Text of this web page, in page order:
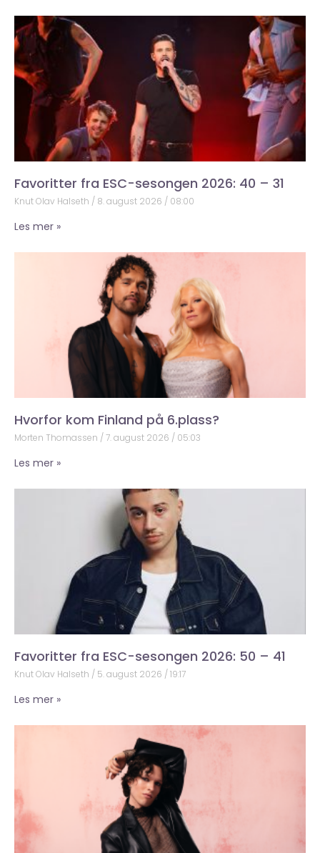
Favoritter fra ESC-sesongen 2026: 40 – 31
Knut Olav Halseth 8. august 2026 08:00
Les mer »
Hvorfor kom Finland på 6.plass?
Morten Thomassen 7. august 2026 05:03
Les mer »
Favoritter fra ESC-sesongen 2026: 50 – 41
Knut Olav Halseth 5. august 2026 19:17
Les mer »